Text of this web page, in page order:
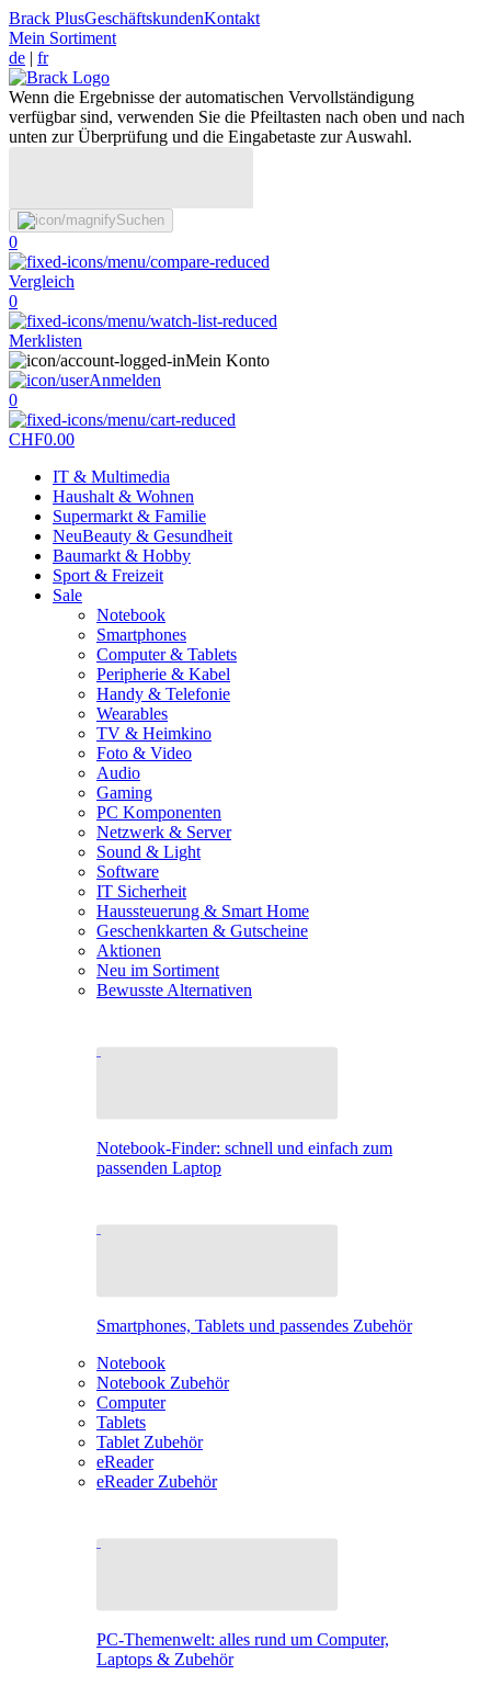
Brack PlusGeschäftskundenKontakt
Mein Sortiment
de | fr
Wenn die Ergebnisse der automatischen Vervollständigung
verfügbar sind, verwenden Sie die Pfeiltasten nach oben und nach
unten zur Überprüfung und die Eingabetaste zur Auswahl.
Suchen
0
Vergleich
0
Merklisten
Mein Konto
Anmelden
0
CHF0.00
IT & Multimedia
Haushalt & Wohnen
Supermarkt & Familie
NeuBeauty & Gesundheit
Baumarkt & Hobby
Sport & Freizeit
Sale
Notebook
Smartphones
Computer & Tablets
Peripherie & Kabel
Handy & Telefonie
Wearables
TV & Heimkino
Foto & Video
Audio
Gaming
PC Komponenten
Netzwerk & Server
Sound & Light
Software
IT Sicherheit
Haussteuerung & Smart Home
Geschenkkarten & Gutscheine
Aktionen
Neu im Sortiment
Bewusste Alternativen
Notebook-Finder: schnell und einfach zum
passenden Laptop
Smartphones, Tablets und passendes Zubehör
Notebook
Notebook Zubehör
Computer
Tablets
Tablet Zubehör
eReader
eReader Zubehör
PC-Themenwelt: alles rund um Computer,
Laptops & Zubehör